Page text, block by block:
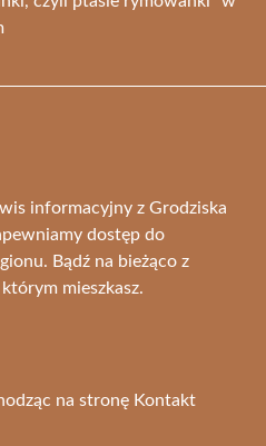
informacyjny z Grodziska
dostęp do
Bądź na bieżąco z
mieszkasz.
na stronę Kontakt